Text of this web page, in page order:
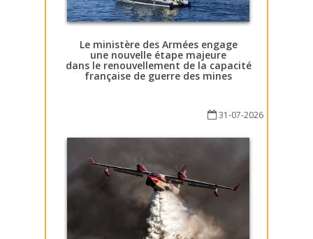
Le ministère des Armées engage
une nouvelle étape majeure
dans le renouvellement de la capacité
française de guerre des mines
31-07-2026